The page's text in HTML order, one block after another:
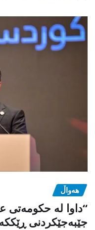
هەواڵ
“داوا لە حكومەتی
جێبەجێكردنی